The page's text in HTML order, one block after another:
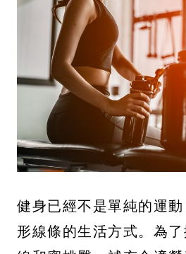
健身已經不是單純的運
形線條的生活方式。為